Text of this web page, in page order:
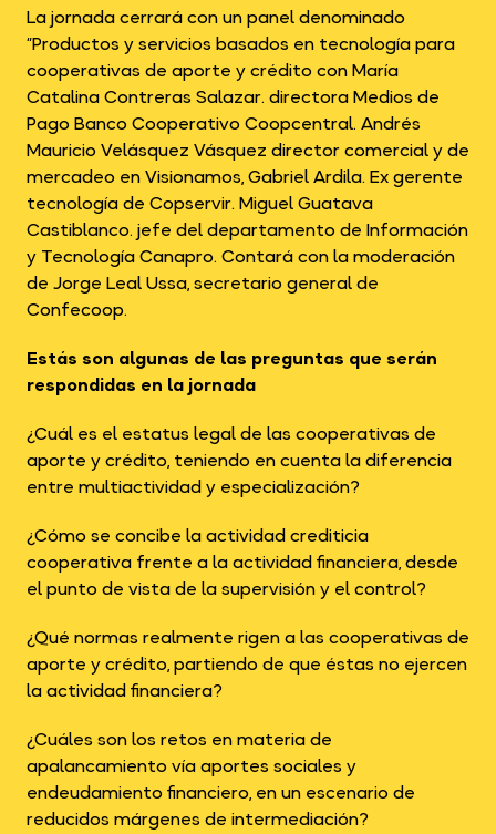
La jornada cerrará con un panel denominado
“Productos y servicios basados en tecnología para
cooperativas de aporte y crédito con María
Catalina Contreras Salazar. directora Medios de
Pago Banco Cooperativo Coopcentral. Andrés
Mauricio Velásquez Vásquez director comercial y de
mercadeo en Visionamos, Gabriel Ardila. Ex gerente
tecnología de Copservir. Miguel Guatava
Castiblanco. jefe del departamento de Información
y Tecnología Canapro. Contará con la moderación
de Jorge Leal Ussa, secretario general de
Confecoop.
Estás son algunas de las preguntas que serán
respondidas en la jornada
¿Cuál es el estatus legal de las cooperativas de
aporte y crédito, teniendo en cuenta la diferencia
entre multiactividad y especialización?
¿Cómo se concibe la actividad crediticia
cooperativa frente a la actividad financiera, desde
el punto de vista de la supervisión y el control?
¿Qué normas realmente rigen a las cooperativas de
aporte y crédito, partiendo de que éstas no ejercen
la actividad financiera?
¿Cuáles son los retos en materia de
apalancamiento vía aportes sociales y
endeudamiento financiero, en un escenario de
reducidos márgenes de intermediación?